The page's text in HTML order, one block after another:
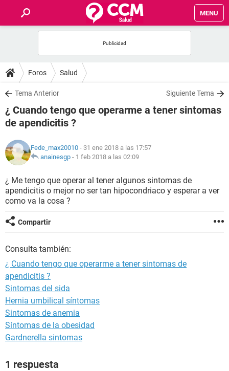
MENU
FOROS
SALUD
FAMILIA
NUTRICIÓN
SEXUALIDAD
GLOSARIO
Foros Salud
Tema Anterior Siguiente Tema
¿ Cuando tengo que operarme a tener sintomas
de apendicitis ?
Fede_max20010 - 31 ene 2018 a las 17:57
anainesgp - 1 feb 2018 a las 02:09
¿ Me tengo que operar al tener algunos sintomas de
apendicitis o mejor no ser tan hipocondriaco y esperar a ver
como va la cosa ?
Compartir
Consulta también:
¿ Cuando tengo que operarme a tener sintomas de
apendicitis ?
Sintomas del sida
Hernia umbilical síntomas
Sintomas de anemia
Síntomas de la obesidad
Gardnerella sintomas
1 respuesta